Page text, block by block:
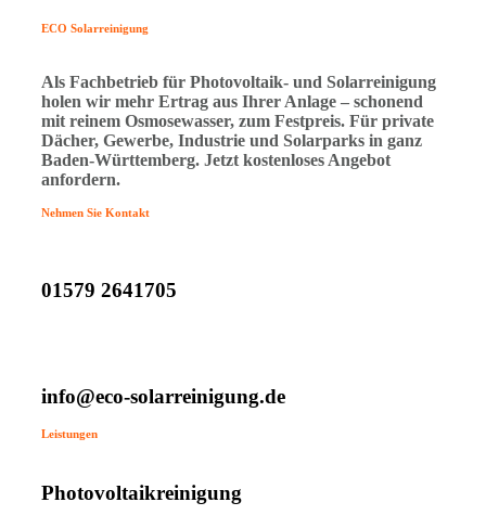
ECO Solarreinigung
Als Fachbetrieb für Photovoltaik- und Solarreinigung
holen wir mehr Ertrag aus Ihrer Anlage – schonend
mit reinem Osmosewasser, zum Festpreis. Für private
Dächer, Gewerbe, Industrie und Solarparks in ganz
Baden-Württemberg. Jetzt kostenloses Angebot
anfordern.
Nehmen Sie Kontakt
01579 2641705
info@eco-solarreinigung.de
Leistungen
Photovoltaikreinigung